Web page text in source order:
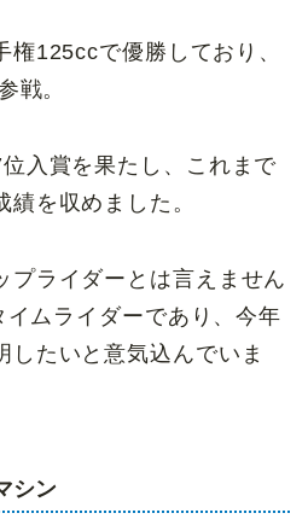
権125ccで優勝しており、
戦。
入賞を果たし、これまで
を収めました。
プライダーとは言えません
ムライダーであり、今年
したいと意気込んでいま
シン